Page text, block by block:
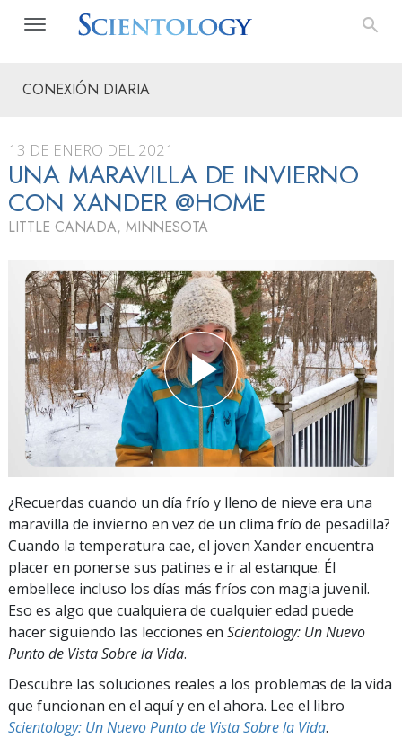
CONEXIÓN DIARIA
13 DE ENERO DEL 2021
UNA MARAVILLA DE INVIERNO
CON XANDER @HOME
LITTLE CANADA, MINNESOTA
¿Recuerdas cuando un día frío y lleno de nieve era una
maravilla de invierno en vez de un clima frío de pesadilla?
Cuando la temperatura cae, el joven Xander encuentra
placer en ponerse sus patines e ir al estanque. Él
embellece incluso los días más fríos con magia juvenil.
Eso es algo que cualquiera de cualquier edad puede
hacer siguiendo las lecciones en Scientology: Un Nuevo
Punto de Vista Sobre la Vida.
Descubre las soluciones reales a los problemas de la vida
que funcionan en el aquí y en el ahora. Lee el libro
Scientology: Un Nuevo Punto de Vista Sobre la Vida.